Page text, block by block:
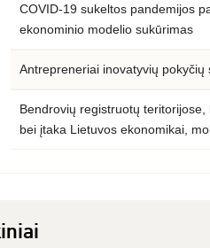
COVID-19 sukeltos pandemijos
ekonominio modelio sukūrimas
Antrepreneriai inovatyvių pokyčių
Bendrovių registruotų
bei įtaka Lietuvos ekonomikai,